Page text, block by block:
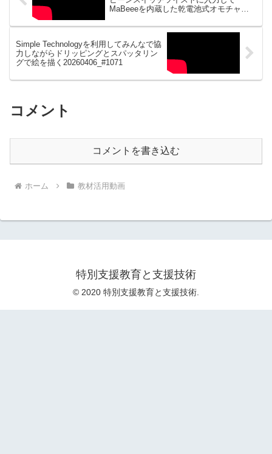
MaBeeeを内蔵した乾電池式オモチャ
_02#1069
Simple Technologyを利用してみんなで協
力しながらドリッピングとスパッタリン
グで絵を描く20260406_#1071
コメント
コメントを書き込む
ホーム 教材活用動画
特別支援教育と支援技術
© 2020 特別支援教育と支援技術.